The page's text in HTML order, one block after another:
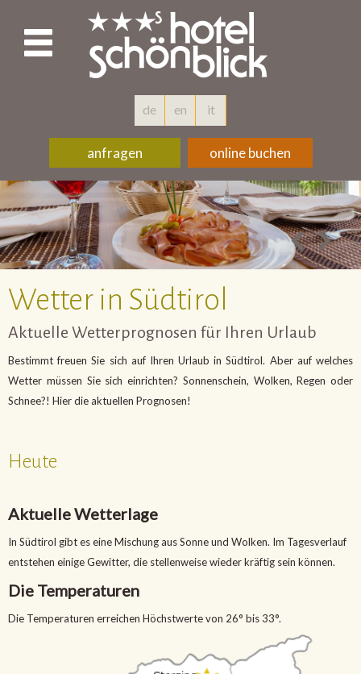
de en it
anfragen online buchen
Wetter in Südtirol
Aktuelle Wetterprognosen für Ihren Urlaub
Bestimmt freuen Sie sich auf Ihren Urlaub in Südtirol. Aber auf welches
Wetter müssen Sie sich einrichten? Sonnenschein, Wolken, Regen oder
Schnee?! Hier die aktuellen Prognosen!
Heute
Aktuelle Wetterlage
In Südtirol gibt es eine Mischung aus Sonne und Wolken. Im Tagesverlauf
entstehen einige Gewitter, die stellenweise wieder kräftig sein können.
Die Temperaturen
Die Temperaturen erreichen Höchstwerte von 26° bis 33°.